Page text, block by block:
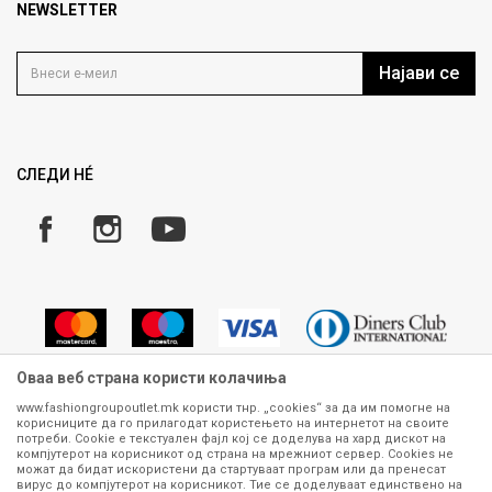
Продавница
Кариера
Политика на приватност
Како да купите
Замена и рефундација на производи
Плаќање
NEWSLETTER
Најави се
СЛЕДИ НÉ
Сите информации околу производите кои се изложени на нашата
онлајн продавница се стремиме да бидат конкретни, точни и прецизни,
меѓутоа не можеме да гарантираме дека се без ниту една грешка или
Оваа веб страна користи колачиња
www.fashiongroupoutlet.mk користи тнр. „cookies“ за да им помогне на
корисниците да го прилагодат користењето на интернетот на своите
потреби. Cookie е текстуален фајл кој се доделува на хард дискот на
компјутерот на корисникот од страна на мрежниот сервер. Cookies не
можат да бидат искористени да стартуваат програм или да пренесат
вирус до компјутерот на корисникот. Тие се доделуваат единствено на